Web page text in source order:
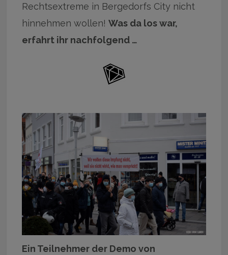
Rechtsextreme in Bergedorfs City nicht
hinnehmen wollen!Was da los war,
erfahrt ihr nachfolgend …
Ein Teilnehmer der Demo von